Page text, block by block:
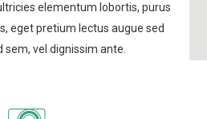
elementum lobortis, purus
eget pretium lectus augue sed
sem, vel dignissim ante.